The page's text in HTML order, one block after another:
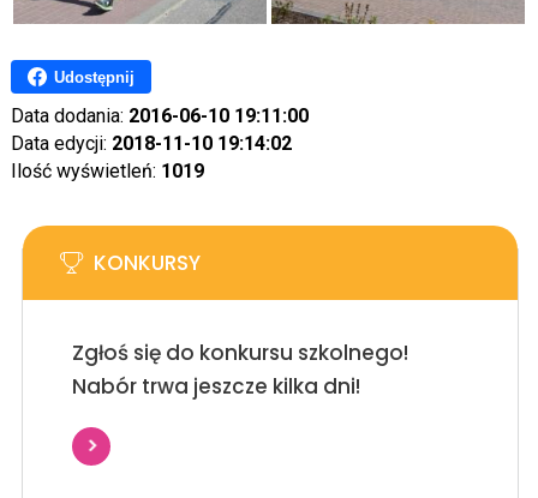
Udostępnij
Data dodania: 2016-06-10 19:11:00
Data edycji: 2018-11-10 19:14:02
Ilość wyświetleń: 1019
KONKURSY
Zgłoś się do konkursu szkolnego!
Nabór trwa jeszcze kilka dni!